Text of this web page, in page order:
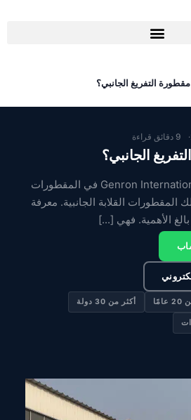
التفريغ الجانبي؟
9 دقائق قراءة
الجانبي؟
تتخصص شركة Genron International Trade في المقطورات
القلابة الجانبية. معرفة
الأهمية. فهي [...]
أكثر من 30 دولة